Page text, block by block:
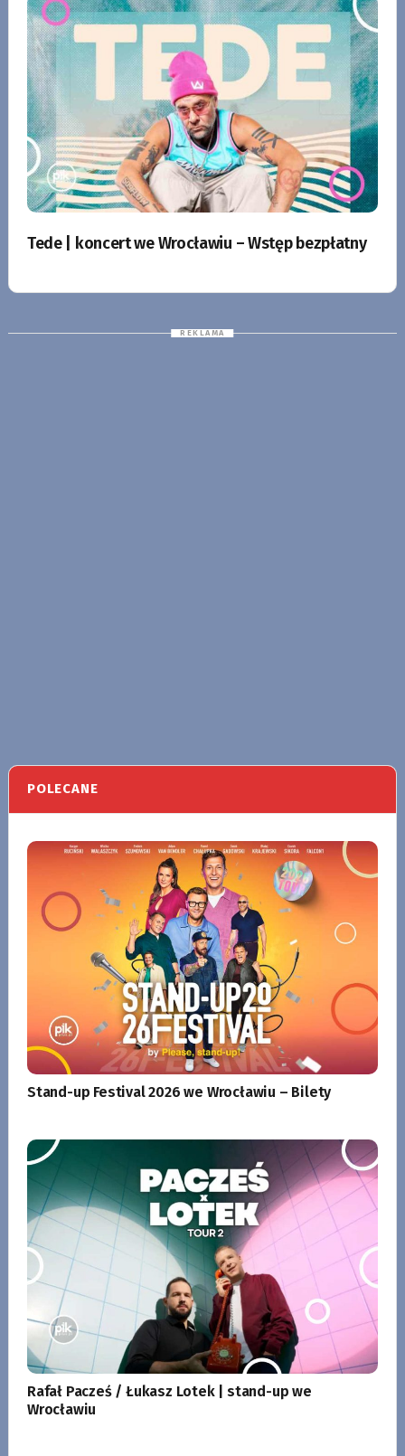
Tede | koncert we Wrocławiu – Wstęp bezpłatny
POLECANE
Stand-up Festival 2026 we Wrocławiu – Bilety
Rafał Pacześ / Łukasz Lotek | stand-up we
Wrocławiu